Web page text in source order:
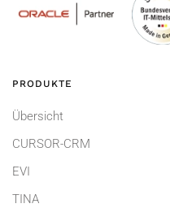
PRODUKTE
Übersicht
CURSOR-CRM
EVI
TINA